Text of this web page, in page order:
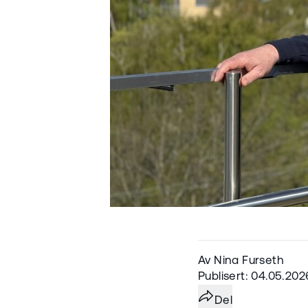
Av Nina Furseth
Publisert:
Del